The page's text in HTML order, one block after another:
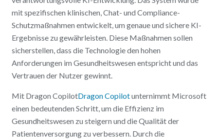
mit spezifischen klinischen, Chat- und Compliance-
Schutzmaßnahmen entwickelt, um genaue und sichere KI-
Ergebnisse zu gewährleisten. Diese Maßnahmen sollen
sicherstellen, dass die Technologie den hohen
Anforderungen im Gesundheitswesen entspricht und das
Vertrauen der Nutzer gewinnt.
Mit Dragon CopilotDragon Copilotunternimmt Microsoft
einen bedeutenden Schritt, um die Effizienz im
Gesundheitswesen zu steigern und die Qualität der
Patientenversorgung zu verbessern. Durch die